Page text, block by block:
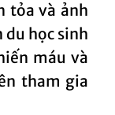
tỏa và ảnh
du học sinh
máu và
tham gia